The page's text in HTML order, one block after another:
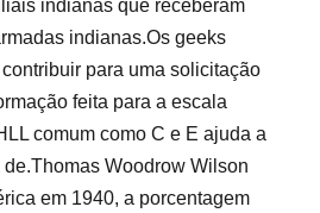
indianas que receberam
indianas.Os geeks
para uma solicitação
feita para a escala
comum como C e E ajuda a
Woodrow Wilson
em 1940, a porcentagem